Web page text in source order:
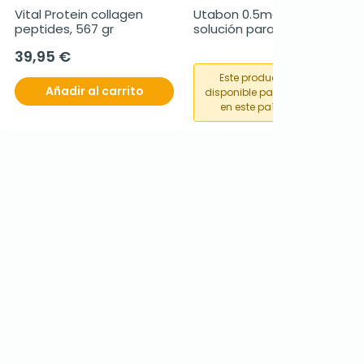
Vital Protein collagen
peptides, 567 gr
39,95 €
Añadir al carrito
Utabon 0.5mg/ml
solución para
Este producto no está
disponible para su compra
en este país o región.